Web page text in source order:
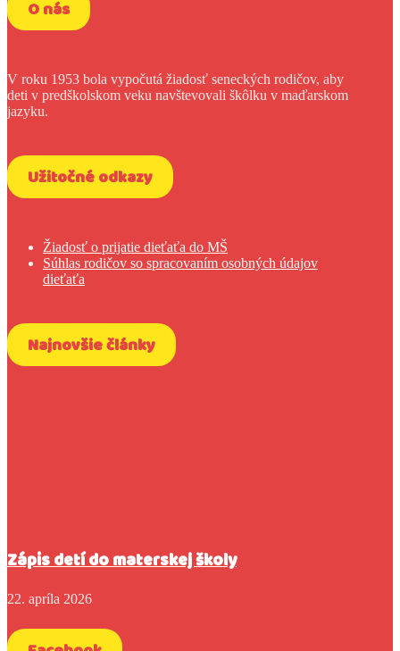
O nás
V roku 1953 bola vypočutá žiadosť seneckých rodičov, aby
deti v predškolskom veku navštevovali škôlku v maďarskom
jazyku.
Užitočné odkazy
Žiadosť o prijatie dieťaťa do MŠ
Súhlas rodičov so spracovaním osobných údajov
dieťaťa
Najnovšie články
Zápis detí do materskej školy
22. apríla 2026